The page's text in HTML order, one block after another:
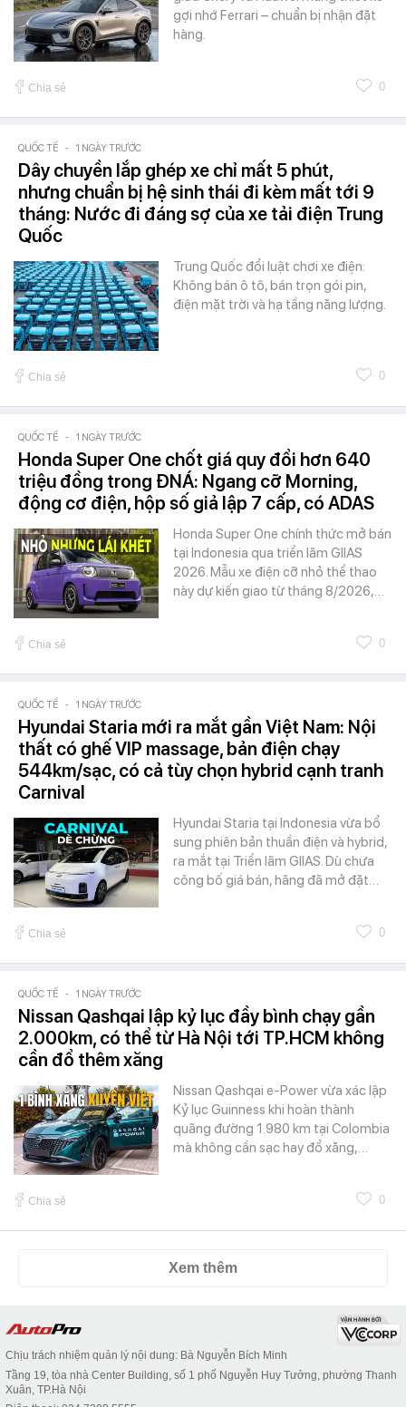
gợi nhớ Ferrari – chuẩn bị nhận đặt
hàng.
Chia sẻ 0
QUỐC TẾ - 1 NGÀY TRƯỚC
Dây chuyền lắp ghép xe chỉ mất 5 phút,
nhưng chuẩn bị hệ sinh thái đi kèm mất tới 9
tháng: Nước đi đáng sợ của xe tải điện Trung
Quốc
Trung Quốc đổi luật chơi xe điện:
Không bán ô tô, bán trọn gói pin,
điện mặt trời và hạ tầng năng lượng.
Chia sẻ 0
QUỐC TẾ - 1 NGÀY TRƯỚC
Honda Super One chốt giá quy đổi hơn 640
triệu đồng trong ĐNÁ: Ngang cỡ Morning,
động cơ điện, hộp số giả lập 7 cấp, có ADAS
Honda Super One chính thức mở bán
tại Indonesia qua triển lãm GIIAS
2026. Mẫu xe điện cỡ nhỏ thể thao
này dự kiến giao từ tháng 8/2026,…
Chia sẻ 0
QUỐC TẾ - 1 NGÀY TRƯỚC
Hyundai Staria mới ra mắt gần Việt Nam: Nội
thất có ghế VIP massage, bản điện chạy
544km/sạc, có cả tùy chọn hybrid cạnh tranh
Carnival
Hyundai Staria tại Indonesia vừa bổ
sung phiên bản thuần điện và hybrid,
ra mắt tại Triển lãm GIIAS. Dù chưa
công bố giá bán, hãng đã mở đặt…
Chia sẻ 0
QUỐC TẾ - 1 NGÀY TRƯỚC
Nissan Qashqai lập kỷ lục đầy bình chạy gần
2.000km, có thể từ Hà Nội tới TP.HCM không
cần đổ thêm xăng
Nissan Qashqai e-Power vừa xác lập
Kỷ lục Guinness khi hoàn thành
quãng đường 1.980 km tại Colombia
mà không cần sạc hay đổ xăng,…
Chia sẻ 0
Xem thêm
Chịu trách nhiệm quản lý nội dung: Bà Nguyễn Bích Minh
Tầng 19, tòa nhà Center Building, số 1 phố Nguyễn Huy Tưởng, phường Thanh
Xuân, TP.Hà Nội